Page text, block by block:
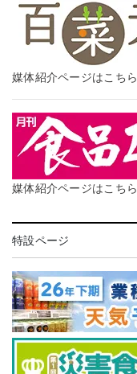
媒体紹介ページはこちら
媒体紹介ページはこちら
特設ページ